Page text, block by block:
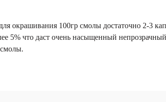
окрашивания 100гр смолы достаточно 2-3
5% что даст очень насыщенный